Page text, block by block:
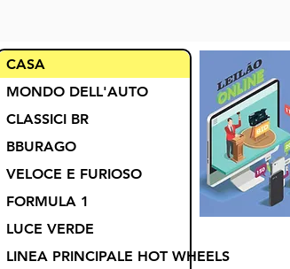
CASA
MONDO DELL'AUTO
CLASSICI BR
BBURAGO
VELOCE E FURIOSO
FORMULA 1
LUCE VERDE
LINEA PRINCIPALE HOT WHEELS